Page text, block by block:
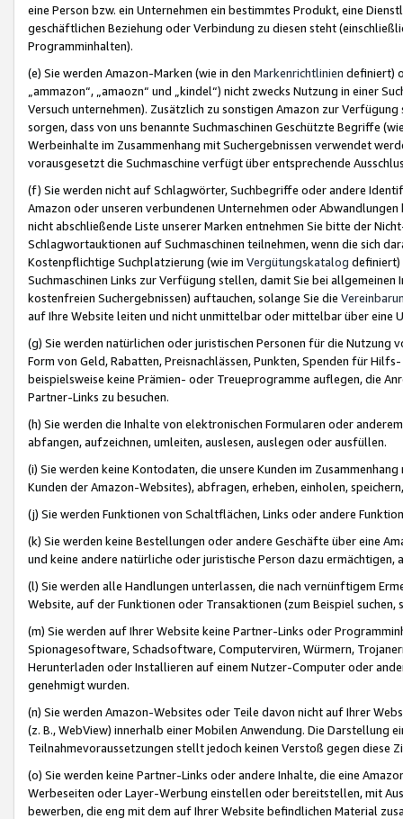
eine Person bzw. ein Unternehmen ein bestimmtes Produkt, eine
geschäftlichen Beziehung oder Verbindung zu diesen steht
Programminhalten).
(e) Sie werden Amazon-Marken (wie in den Markenrichtlinien definiert)
„ammazon“, „amaozn“ und „kindel“) nicht zwecks Nutzung in einer
Versuch unternehmen). Zusätzlich zu sonstigen Amazon zur
sorgen, dass von uns benannte Suchmaschinen Geschützte Begriffe
Werbeinhalte im Zusammenhang mit Suchergebnissen verwendet
vorausgesetzt die Suchmaschine verfügt über entsprechende
(f) Sie werden nicht auf Schlagwörter, Suchbegriffe oder andere
Amazon oder unseren verbundenen Unternehmen oder
nicht abschließende Liste unserer Marken entnehmen Sie bitte der
Schlagwortauktionen auf Suchmaschinen teilnehmen, wenn die sich
Kostenpflichtige Suchplatzierung (wie im Vergütungskatalog definiert)
Suchmaschinen Links zur Verfügung stellen, damit Sie bei
kostenfreien Suchergebnissen) auftauchen, solange Sie die
auf Ihre Website leiten und nicht unmittelbar oder mittelbar über eine
(g) Sie werden natürlichen oder juristischen Personen für die Nutzung
Form von Geld, Rabatten, Preisnachlässen, Punkten, Spenden für
beispielsweise keine Prämien- oder Treueprogramme auflegen, die
Partner-Links zu besuchen.
(h) Sie werden die Inhalte von elektronischen Formularen oder
abfangen, aufzeichnen, umleiten, auslesen, auslegen oder ausfüllen.
(i) Sie werden keine Kontodaten, die unsere Kunden im
Kunden der Amazon-Websites), abfragen, erheben, einholen,
(j) Sie werden Funktionen von Schaltflächen, Links oder andere
(k) Sie werden keine Bestellungen oder andere Geschäfte über eine
und keine andere natürliche oder juristische Person dazu
(l) Sie werden alle Handlungen unterlassen, die nach vernünftigem
Website, auf der Funktionen oder Transaktionen (zum Beispiel
(m) Sie werden auf Ihrer Website keine Partner-Links oder
Spionagesoftware, Schadsoftware, Computerviren, Würmern,
Herunterladen oder Installieren auf einem Nutzer-Computer oder
genehmigt wurden.
(n) Sie werden Amazon-Websites oder Teile davon nicht auf Ihrer
(z. B., WebView) innerhalb einer Mobilen Anwendung. Die Darstellung
Teilnahmevoraussetzungen stellt jedoch keinen Verstoß gegen diese
(o) Sie werden keine Partner-Links oder andere Inhalte, die eine
Werbeseiten oder Layer-Werbung einstellen oder bereitstellen, mit
bewerben, die eng mit dem auf Ihrer Website befindlichen Material